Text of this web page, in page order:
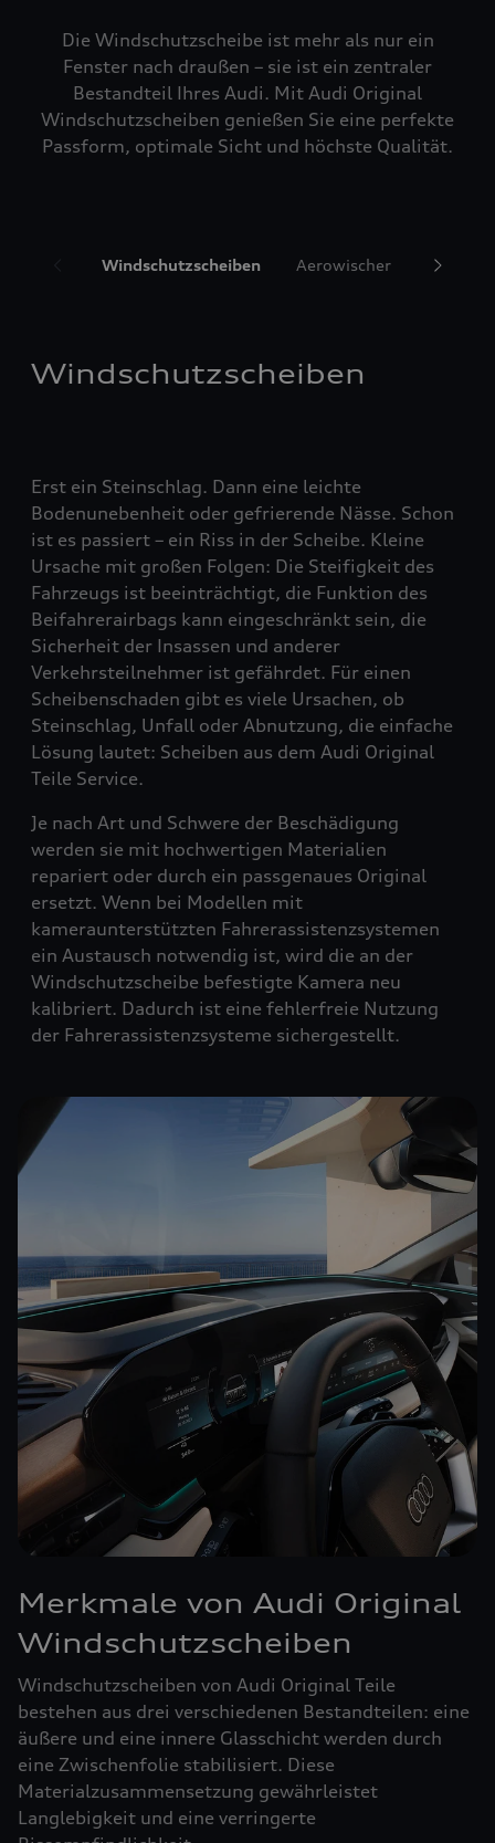
Die Windschutzscheibe ist mehr als nur ein
Fenster nach draußen – sie ist ein zentraler
Bestandteil Ihres Audi. Mit Audi Original
Windschutzscheiben genießen Sie eine perfekte
Passform, optimale Sicht und höchste Qualität.
Windschutzscheiben Aerowischer
Windschutzscheiben
Erst ein Steinschlag. Dann eine leichte
Bodenunebenheit oder gefrierende Nässe. Schon
ist es passiert – ein Riss in der Scheibe. Kleine
Ursache mit großen Folgen: Die Steifigkeit des
Fahrzeugs ist beeinträchtigt, die Funktion des
Beifahrerairbags kann eingeschränkt sein, die
Sicherheit der Insassen und anderer
Verkehrsteilnehmer ist gefährdet. Für einen
Scheibenschaden gibt es viele Ursachen, ob
Steinschlag, Unfall oder Abnutzung, die einfache
Lösung lautet: Scheiben aus dem Audi Original
Teile Service.
Je nach Art und Schwere der Beschädigung
werden sie mit hochwertigen Materialien
repariert oder durch ein passgenaues Original
ersetzt. Wenn bei Modellen mit
kameraunterstützten Fahrerassistenzsystemen
ein Austausch notwendig ist, wird die an der
Windschutzscheibe befestigte Kamera neu
kalibriert. Dadurch ist eine fehlerfreie Nutzung
der Fahrerassistenzsysteme sichergestellt.
Merkmale von Audi Original
Windschutzscheiben
Windschutzscheiben von Audi Original Teile
bestehen aus drei verschiedenen Bestandteilen: eine
äußere und eine innere Glasschicht werden durch
eine Zwischenfolie stabilisiert. Diese
Materialzusammensetzung gewährleistet
Langlebigkeit und eine verringerte